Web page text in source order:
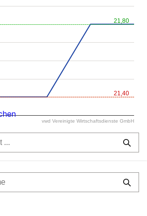
21,80
21,40
vwd Vereinigte Wirtschaftsdienste GmbH